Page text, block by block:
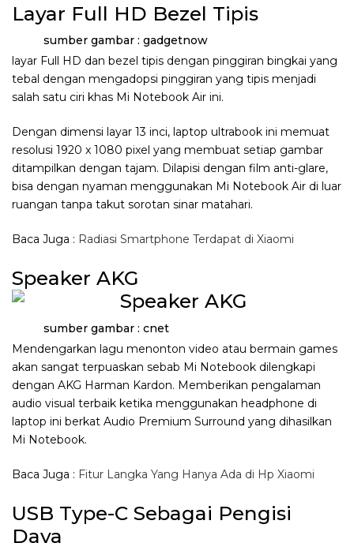
Layar Full HD Bezel Tipis
sumber gambar : gadgetnow
layar Full HD dan bezel tipis dengan pinggiran bingkai yang
tebal dengan mengadopsi pinggiran yang tipis menjadi
salah satu ciri khas Mi Notebook Air ini.
Dengan dimensi layar 13 inci, laptop ultrabook ini memuat
resolusi 1920 x 1080 pixel yang membuat setiap gambar
ditampilkan dengan tajam. Dilapisi dengan film anti-glare,
bisa dengan nyaman menggunakan Mi Notebook Air di luar
ruangan tanpa takut sorotan sinar matahari.
Baca Juga : Radiasi Smartphone Terdapat di Xiaomi
Speaker AKG
sumber gambar : cnet
Mendengarkan lagu menonton video atau bermain games
akan sangat terpuaskan sebab Mi Notebook dilengkapi
dengan AKG Harman Kardon. Memberikan pengalaman
audio visual terbaik ketika menggunakan headphone di
laptop ini berkat Audio Premium Surround yang dihasilkan
Mi Notebook.
Baca Juga : Fitur Langka Yang Hanya Ada di Hp Xiaomi
USB Type-C Sebagai Pengisi
Daya